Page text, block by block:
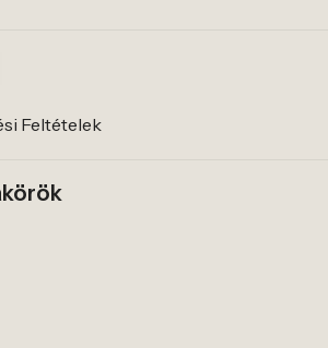
Feltételek